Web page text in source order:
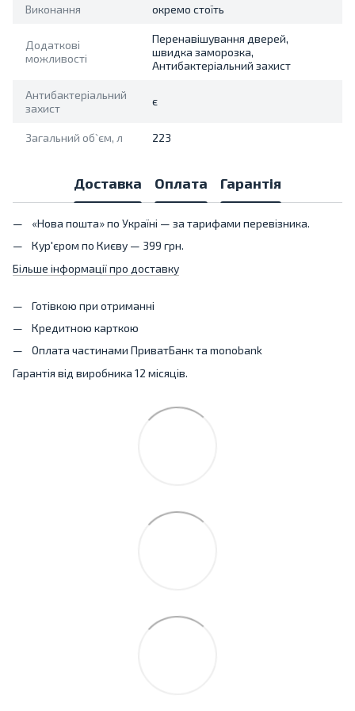
Виконання окремо стоїть
Додаткові
можливості
Перенавішування дверей,
швидка заморозка,
Антибактеріальний захист
Антибактеріальний
захист
є
Загальний об`єм, л 223
Доставка Оплата Гарантія
«Нова пошта» по Україні — за тарифами перевізника.
Кур'єром по Києву — 399 грн.
Більше інформації про доставку
Готівкою при отриманні
Кредитною карткою
Оплата частинами ПриватБанк та monobank
Гарантія від виробника 12 місяців.